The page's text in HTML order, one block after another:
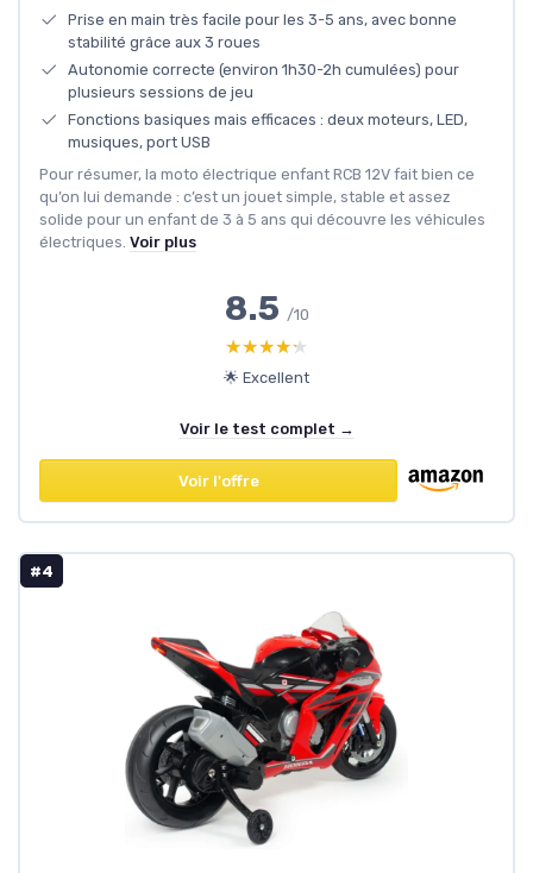
Prise en main très facile pour les 3-5 ans, avec bonne
stabilité grâce aux 3 roues
Autonomie correcte (environ 1h30-2h cumulées) pour
plusieurs sessions de jeu
Fonctions basiques mais efficaces : deux moteurs, LED,
musiques, port USB
Pour résumer, la moto électrique enfant RCB 12V fait bien ce
qu’on lui demande : c’est un jouet simple, stable et assez
solide pour un enfant de 3 à 5 ans qui découvre les véhicules
électriques. Voir plus
8.5 /10
★★★★★
★★★★★
🌟 Excellent
Voir le test complet →
Voir l'offre
#4